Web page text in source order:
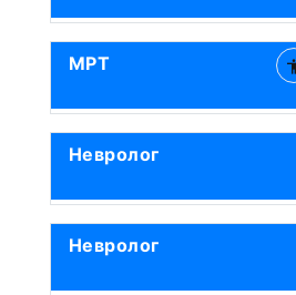
МРТ
Невролог
Невролог